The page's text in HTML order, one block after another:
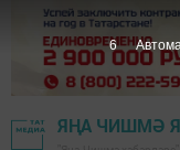
ЯҢА ЧИШМӘ
5